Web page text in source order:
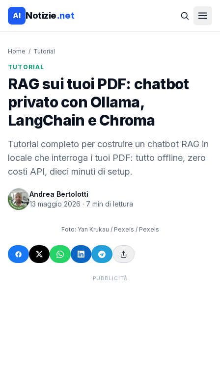
AI Notizie.net
Home / Tutorial
TUTORIAL
RAG sui tuoi PDF: chatbot
privato con Ollama,
LangChain e Chroma
Tutorial completo per costruire un chatbot RAG in
locale che interroga i tuoi PDF: tutto offline, zero
costi API, dieci minuti di setup.
Andrea Bertolotti
13 maggio 2026 · 7 min di lettura
Foto: Yan Krukau / Pexels / Pexels
PUBBLICITÀ